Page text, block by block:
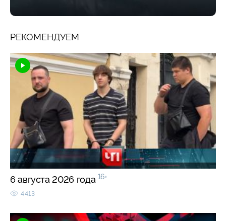
РЕКОМЕНДУЕМ
6 августа 2026 года 16+
4413